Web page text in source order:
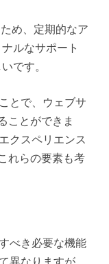
め、定期的なア
ルなサポート
です。
とで、ウェブサ
ことができま
クスペリエンス
れらの要素も考
べき必要な機能